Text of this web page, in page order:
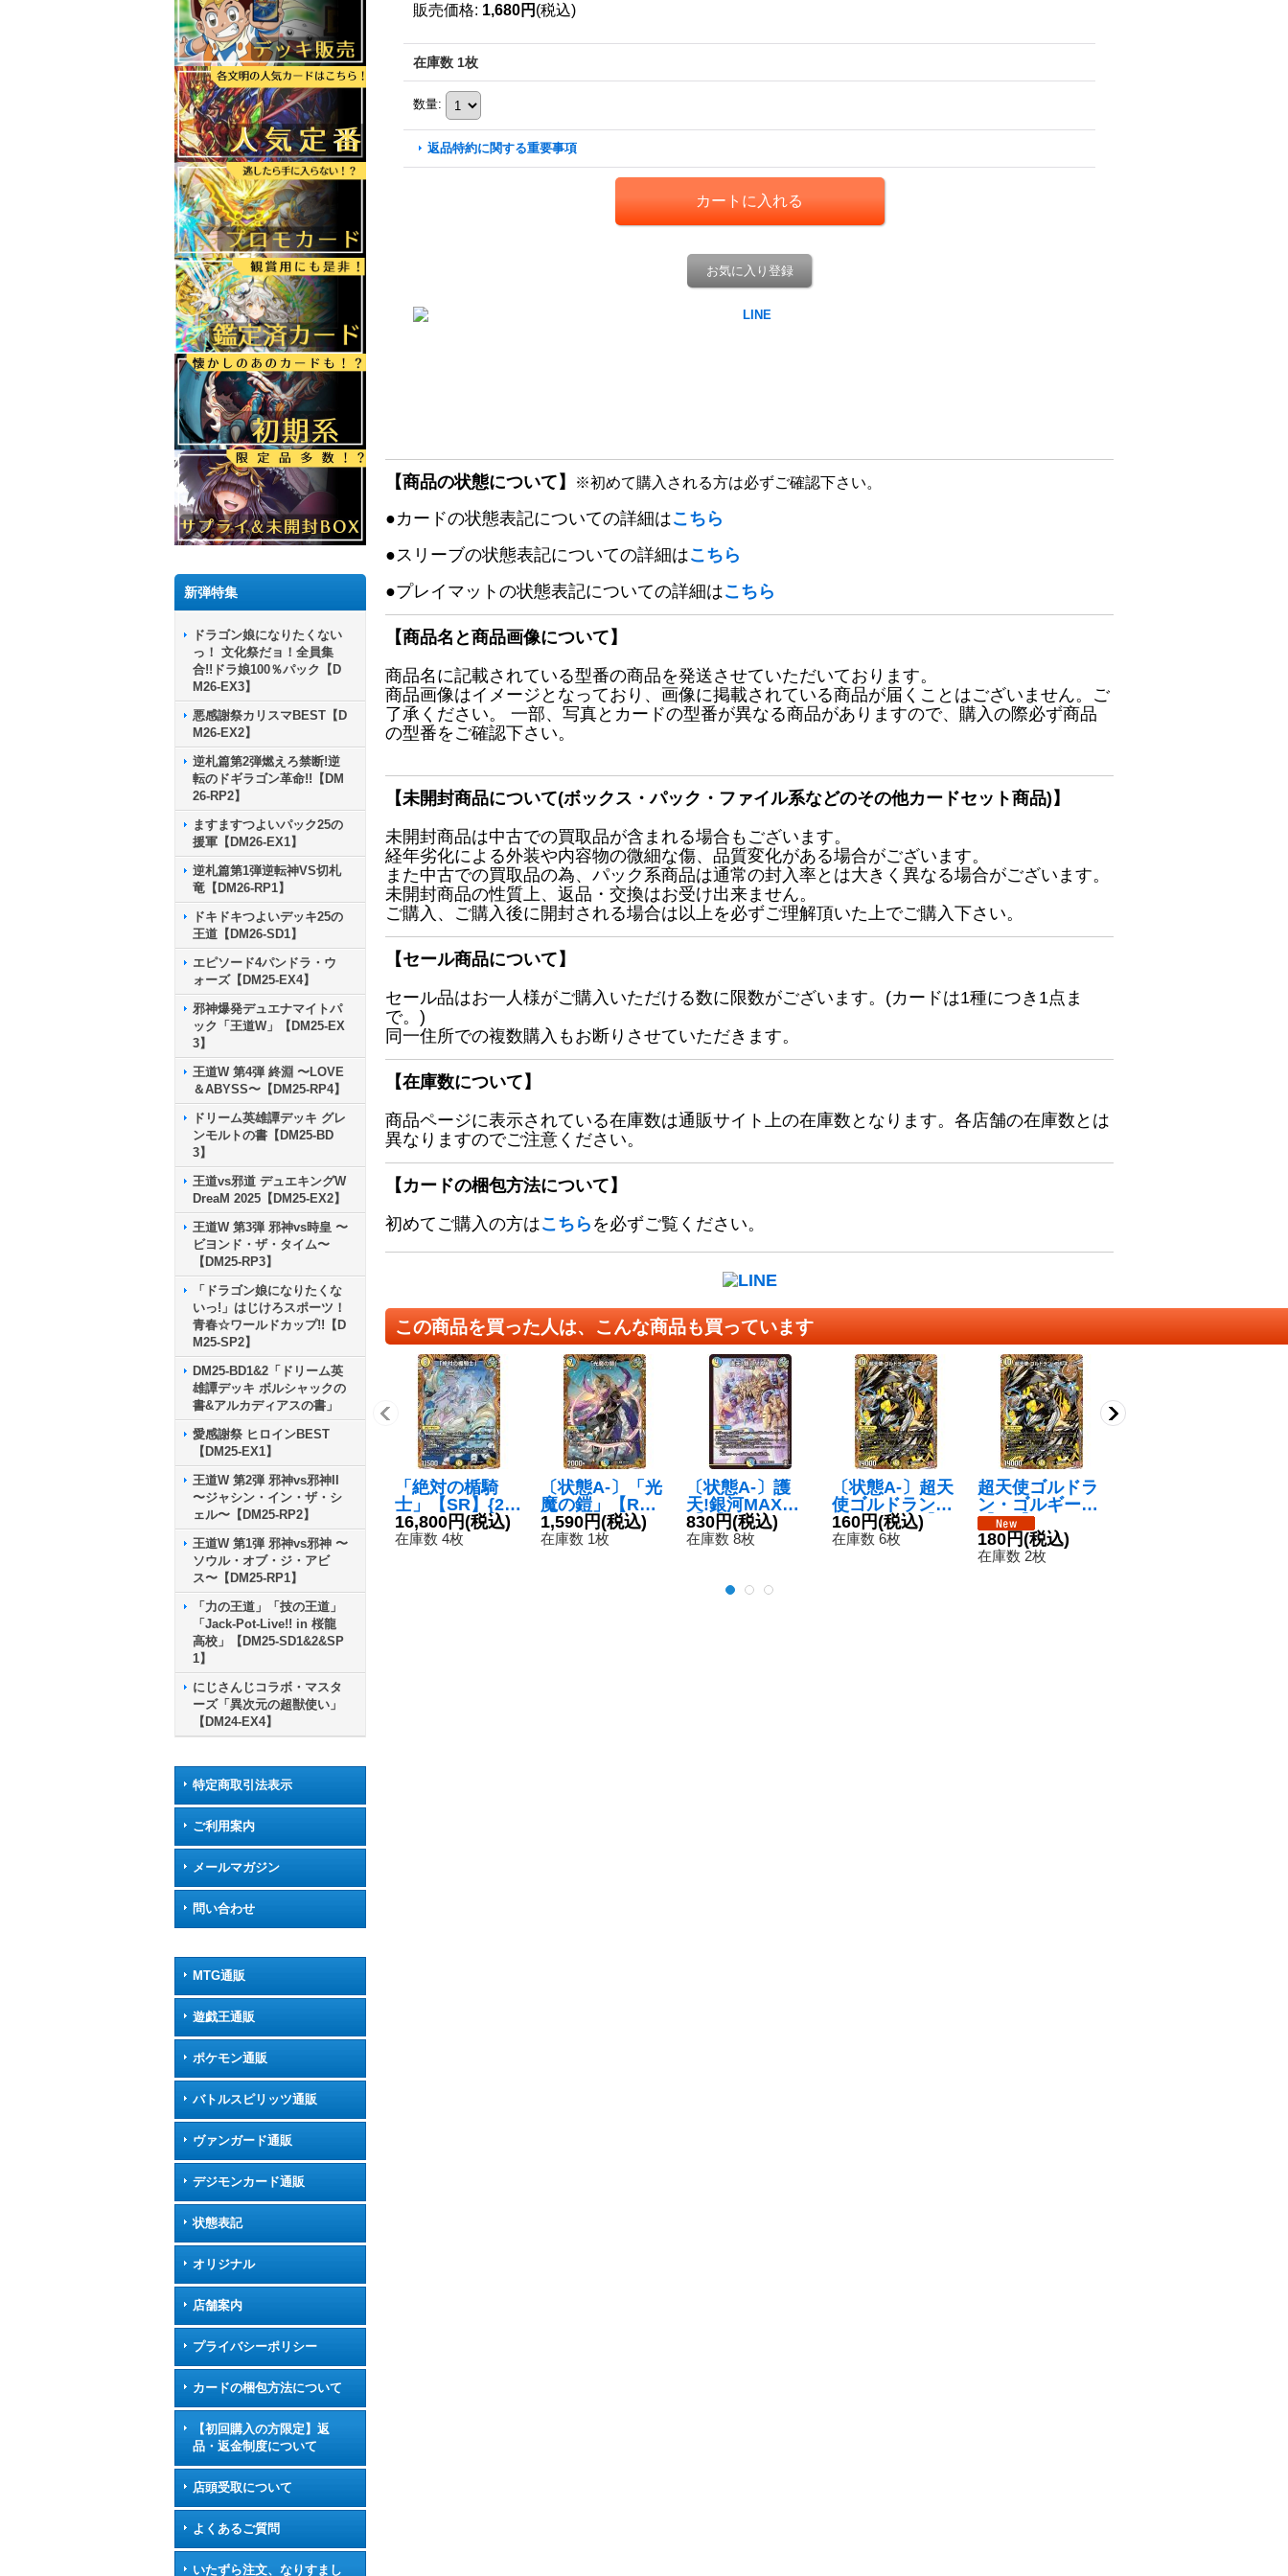
新弾特集
ドラゴン娘になりたくない
っ！ 文化祭だョ！全員集
合!!ドラ娘100％パック【D
M26-EX3】
悪感謝祭カリスマBEST【D
M26-EX2】
逆札篇第2弾燃えろ禁断!逆
転のドギラゴン革命!!【DM
26-RP2】
ますますつよいパック25の
援軍【DM26-EX1】
逆札篇第1弾逆転神VS切札
竜【DM26-RP1】
ドキドキつよいデッキ25の
王道【DM26-SD1】
エピソード4パンドラ・ウ
ォーズ【DM25-EX4】
邪神爆発デュエナマイトパ
ック「王道W」【DM25-EX
3】
王道W 第4弾 終淵 〜LOVE
＆ABYSS〜【DM25-RP4】
ドリーム英雄譚デッキ グレ
ンモルトの書【DM25-BD
3】
王道vs邪道 デュエキングW
DreaM 2025【DM25-EX2】
王道W 第3弾 邪神vs時皇 〜
ビヨンド・ザ・タイム〜
【DM25-RP3】
「ドラゴン娘になりたくな
いっ!」はじけろスポーツ！
青春☆ワールドカップ!!【D
M25-SP2】
DM25-BD1&2「ドリーム英
雄譚デッキ ボルシャックの
書&アルカディアスの書」
愛感謝祭 ヒロインBEST
【DM25-EX1】
王道W 第2弾 邪神vs邪神II
〜ジャシン・イン・ザ・シ
ェル〜【DM25-RP2】
王道W 第1弾 邪神vs邪神 〜
ソウル・オブ・ジ・アビ
ス〜【DM25-RP1】
「力の王道」「技の王道」
「Jack-Pot-Live!! in 桜龍
高校」【DM25-SD1&2&SP
1】
にじさんじコラボ・マスタ
ーズ「異次元の超獣使い」
【DM24-EX4】
特定商取引法表示
ご利用案内
メールマガジン
問い合わせ
MTG通販
遊戯王通販
ポケモン通販
バトルスピリッツ通販
ヴァンガード通販
デジモンカード通販
状態表記
オリジナル
店舗案内
プライバシーポリシー
カードの梱包方法について
【初回購入の方限定】返
品・返金制度について
店頭受取について
よくあるご質問
いたずら注文、なりすまし
販売価格: 1,680円 (税込)
在庫数 1枚
数量:
返品特約に関する重要事項
お気に入り登録
【商品の状態について】 ※初めて購入される方は必ずご確認下さい。
●カードの状態表記についての詳細はこちら
●スリーブの状態表記についての詳細はこちら
●プレイマットの状態表記についての詳細はこちら
【商品名と商品画像について】
商品名に記載されている型番の商品を発送させていただいております。
商品画像はイメージとなっており、画像に掲載されている商品が届くことはございません。ご
了承ください。 一部、写真とカードの型番が異なる商品がありますので、購入の際必ず商品
の型番をご確認下さい。
【未開封商品について(ボックス・パック・ファイル系などのその他カードセット商品)】
未開封商品は中古での買取品が含まれる場合もございます。
経年劣化による外装や内容物の微細な傷、品質変化がある場合がございます。
また中古での買取品の為、パック系商品は通常の封入率とは大きく異なる場合がございます。
未開封商品の性質上、返品・交換はお受け出来ません。
ご購入、ご購入後に開封される場合は以上を必ずご理解頂いた上でご購入下さい。
【セール商品について】
セール品はお一人様がご購入いただける数に限数がございます。(カードは1種につき1点ま
で。)
同一住所での複数購入もお断りさせていただきます。
【在庫数について】
商品ページに表示されている在庫数は通販サイト上の在庫数となります。各店舗の在庫数とは
異なりますのでご注意ください。
【カードの梱包方法について】
初めてご購入の方はこちら を必ずご覧ください。
この商品を買った人は、こんな商品も買っています
「絶対の楯騎
士」【SR】{23
RP3SP1/SP5}
《光》
16,800円(税込)
在庫数 4枚
〔状態A-〕「光
魔の鎧」【R】
{24RP2SP4/SP
5}《多》
1,590円(税込)
在庫数 1枚
〔状態A-〕護
天!銀河MAX
【R】{EX1422/
110}《多》
830円(税込)
在庫数 8枚
〔状態A-〕超天
使ゴルドラン・
ゴルギーニ【O
R】{24RP3秘1/
160円(税込)
在庫数 6枚
超天使ゴルドラ
ン・ゴルギーニ
【OR】{24RP3
秘1/秘24}《光》
180円(税込)
在庫数 2枚